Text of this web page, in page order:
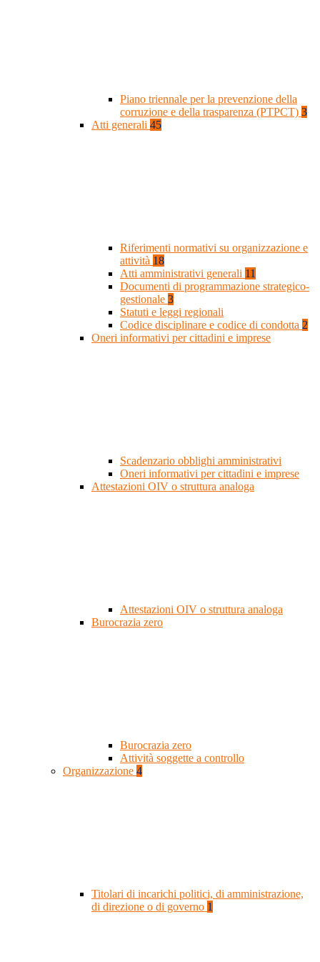
Piano triennale per la prevenzione della
corruzione e della trasparenza (PTPCT) 3
Atti generali 45
Riferimenti normativi su organizzazione e
attività 18
Atti amministrativi generali 11
Documenti di programmazione strategico-
gestionale 3
Statuti e leggi regionali
Codice disciplinare e codice di condotta 2
Oneri informativi per cittadini e imprese
Scadenzario obblighi amministrativi
Oneri informativi per cittadini e imprese
Attestazioni OIV o struttura analoga
Attestazioni OIV o struttura analoga
Burocrazia zero
Burocrazia zero
Attività soggette a controllo
Organizzazione 4
Titolari di incarichi politici, di amministrazione,
di direzione o di governo 1